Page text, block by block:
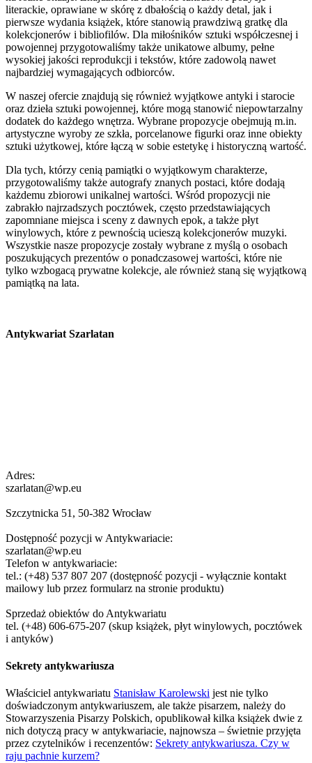
literackie, oprawiane w skórę z dbałością o każdy detal, jak i
pierwsze wydania książek, które stanowią prawdziwą gratkę dla
kolekcjonerów i bibliofilów. Dla miłośników sztuki współczesnej i
powojennej przygotowaliśmy także unikatowe albumy, pełne
wysokiej jakości reprodukcji i tekstów, które zadowolą nawet
najbardziej wymagających odbiorców.
W naszej ofercie znajdują się również wyjątkowe antyki i starocie
oraz dzieła sztuki powojennej, które mogą stanowić niepowtarzalny
dodatek do każdego wnętrza. Wybrane propozycje obejmują m.in.
artystyczne wyroby ze szkła, porcelanowe figurki oraz inne obiekty
sztuki użytkowej, które łączą w sobie estetykę i historyczną wartość.
Dla tych, którzy cenią pamiątki o wyjątkowym charakterze,
przygotowaliśmy także autografy znanych postaci, które dodają
każdemu zbiorowi unikalnej wartości. Wśród propozycji nie
zabrakło najrzadszych pocztówek, często przedstawiających
zapomniane miejsca i sceny z dawnych epok, a także płyt
winylowych, które z pewnością ucieszą kolekcjonerów muzyki.
Wszystkie nasze propozycje zostały wybrane z myślą o osobach
poszukujących prezentów o ponadczasowej wartości, które nie
tylko wzbogacą prywatne kolekcje, ale również staną się wyjątkową
pamiątką na lata.
Antykwariat Szarlatan
Adres:
szarlatan@wp.eu
Szczytnicka 51, 50-382 Wrocław
Dostępność pozycji w Antykwariacie:
szarlatan@wp.eu
Telefon w antykwariacie:
tel.: (+48) 537 807 207 (dostępność pozycji - wyłącznie kontakt
mailowy lub przez formularz na stronie produktu)
Sprzedaż obiektów do Antykwariatu
tel. (+48) 606-675-207 (skup książek, płyt winylowych, pocztówek
i antyków)
Sekrety antykwariusza
Właściciel antykwariatu Stanisław Karolewski jest nie tylko
doświadczonym antykwariuszem, ale także pisarzem, należy do
Stowarzyszenia Pisarzy Polskich, opublikował kilka książek dwie z
nich dotyczą pracy w antykwariacie, najnowsza – świetnie przyjęta
przez czytelników i recenzentów: Sekrety antykwariusza. Czy w
raju pachnie kurzem?